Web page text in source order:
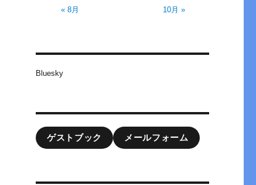
« 8月 10月 »
Bluesky
ゲストブック メールフォーム